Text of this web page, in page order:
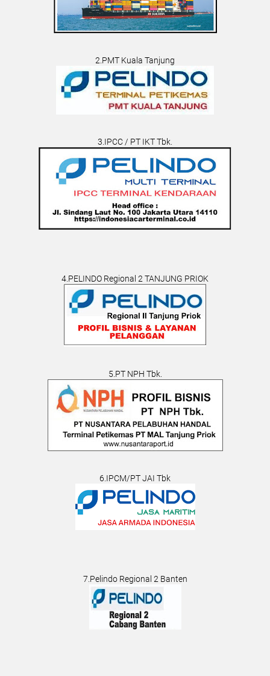
2.PMT Kuala Tanjung
3.IPCC / PT IKT Tbk.
4.PELINDO Regional 2 TANJUNG PRIOK
5.PT NPH Tbk.
6.IPCM/PT JAI Tbk
7.Pelindo Regional 2 Banten